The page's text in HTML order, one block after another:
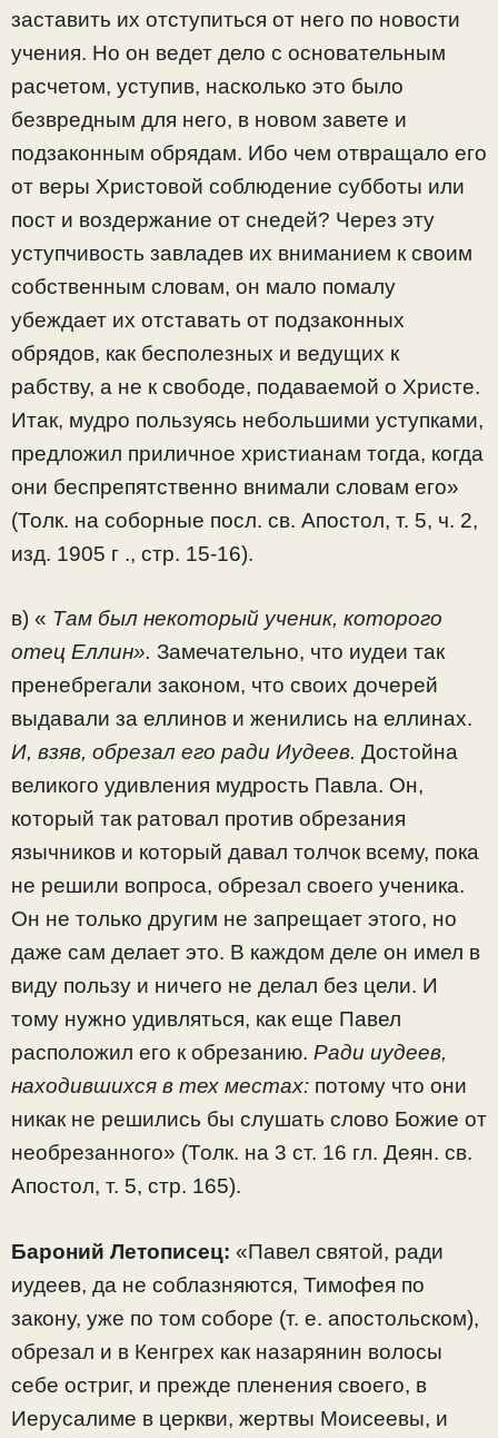
заставить их отступиться от него по новости
учения. Но он ведет дело с основательным
расчетом, уступив, насколько это было
безвредным для него, в новом завете и
подзаконным обрядам. Ибо чем отвращало его
от веры Христовой соблюдение субботы или
пост и воздержание от снедей? Через эту
уступчивость завладев их вниманием к своим
собственным словам, он мало помалу
убеждает их отставать от подзаконных
обрядов, как бесполезных и ведущих к
рабству, а не к свободе, подаваемой о Христе.
Итак, мудро пользуясь небольшими уступками,
предложил приличное христианам тогда, когда
они беспрепятственно внимали словам его»
(Толк. на соборные посл. св. Апостол, т. 5, ч. 2,
изд. 1905 г ., стр. 15-16).
в) « Там был некоторый ученик, которого
отец Еллин». Замечательно, что иудеи так
пренебрегали законом, что своих дочерей
выдавали за еллинов и женились на еллинах.
И, взяв, обрезал его ради Иудеев. Достойна
великого удивления мудрость Павла. Он,
который так ратовал против обрезания
язычников и который давал толчок всему, пока
не решили вопроса, обрезал своего ученика.
Он не только другим не запрещает этого, но
даже сам делает это. В каждом деле он имел в
виду пользу и ничего не делал без цели. И
тому нужно удивляться, как еще Павел
расположил его к обрезанию. Ради иудеев,
находившихся в тех местах: потому что они
никак не решились бы слушать слово Божие от
необрезанного» (Толк. на 3 ст. 16 гл. Деян. св.
Апостол, т. 5, стр. 165).
Бароний Летописец: «Павел святой, ради
иудеев, да не соблазняются, Тимофея по
закону, уже по том соборе (т. е. апостольском),
обрезал и в Кенгрех как назарянин волосы
себе остриг, и прежде пленения своего, в
Иерусалиме в церкви, жертвы Моисеевы, и